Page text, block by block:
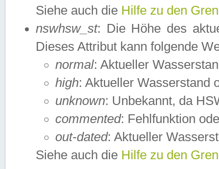
Siehe auch die Hilfe zu den
nswhsw_st: Die Höhe des
Dieses Attribut kann folgende
normal: Aktueller
high: Aktueller Wasserstand
unknown: Unbekannt, da
commented: Fehlfunktion
out-dated: Aktueller
Siehe auch die Hilfe zu den